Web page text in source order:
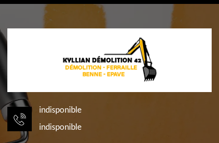
indisponible
indisponible